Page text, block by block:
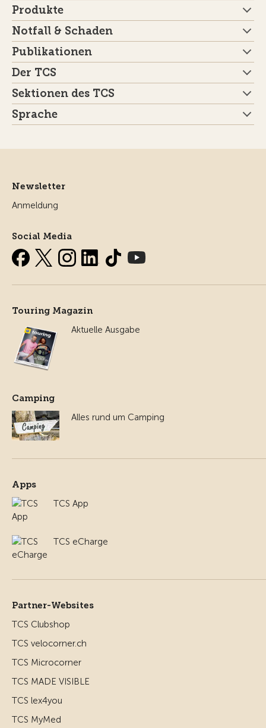
Produkte
Notfall & Schaden
Publikationen
Der TCS
Sektionen des TCS
Sprache
Newsletter
Anmeldung
Social Media
Touring Magazin
Aktuelle Ausgabe
Camping
Alles rund um Camping
Apps
TCS App
TCS eCharge
Partner-Websites
TCS Clubshop
TCS velocorner.ch
TCS Microcorner
TCS MADE VISIBLE
TCS lex4you
TCS MyMed